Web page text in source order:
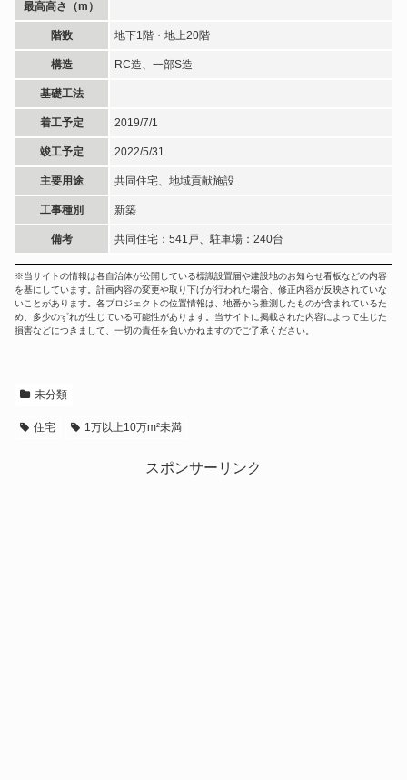
最高高さ（m）
階数 地下1階・地上20階
構造 RC造、一部S造
基礎工法
着工予定 2019/7/1
竣工予定 2022/5/31
主要用途 共同住宅、地域貢献施設
工事種別 新築
備考 共同住宅：541戸、駐車場：240台
※当サイトの情報は各自治体が公開している標識設置届や建設地のお知らせ看板などの内容
を基にしています。計画内容の変更や取り下げが行われた場合、修正内容が反映されていな
いことがあります。各プロジェクトの位置情報は、地番から推測したものが含まれているた
め、多少のずれが生じている可能性があります。当サイトに掲載された内容によって生じた
損害などにつきまして、一切の責任を負いかねますのでご了承ください。
未分類
住宅 1万以上10万m²未満
スポンサーリンク